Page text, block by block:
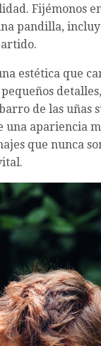
Fijémonos
pandilla,
estética que
de las uñas
una apariencia
que nunca